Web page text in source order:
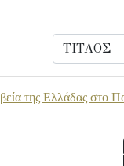
της Ελλάδας στο